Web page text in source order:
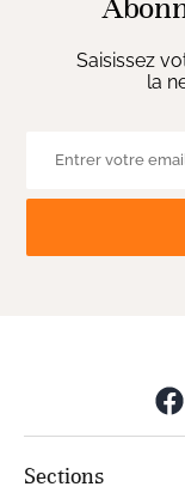
Saisissez
la
Sections